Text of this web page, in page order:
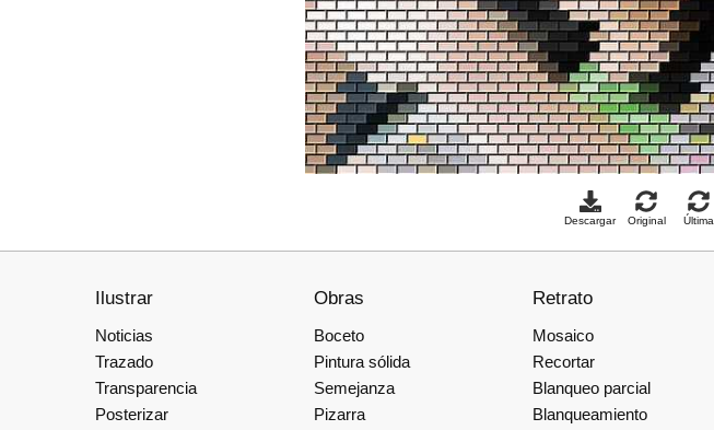
Descargar Original Última
Ilustrar
Noticias
Trazado
Transparencia
Posterizar
Obras
Boceto
Pintura sólida
Semejanza
Pizarra
Retrato
Mosaico
Recortar
Blanqueo parcial
Blanqueamiento